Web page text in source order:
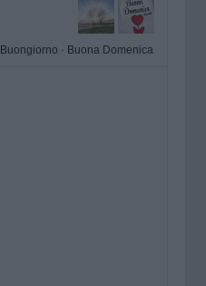
Buongiorno · Buona Domenica